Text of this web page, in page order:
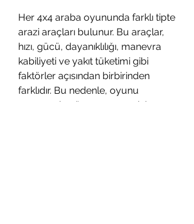
Her 4x4 araba oyununda farklı tipte
arazi araçları bulunur. Bu araçlar,
hızı, gücü, dayanıklılığı, manevra
kabiliyeti ve yakıt tüketimi gibi
faktörler açısından birbirinden
farklıdır. Bu nedenle, oyunu
oynamadan önce aracınızı iyi